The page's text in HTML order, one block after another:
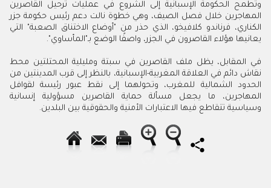
وتطمح الحكومة الإسبانية إلى الشروع في عمليات ترحيل القاصرين
المهاجرين خلال فصل الصيف، وهي خطوة نالت دعم رئيس حكومة جزر
الكناري، فرناندو كلافيخو، الذي حذر من "أوضاع الاختناق الصعبة" التي
يعانيها هؤلاء القاصرون في الجزر، واصفًا الوضع بـ"المأساوي"
.
في المقابل، يظل ملف القاصرين في سبتة ومليلية المحتلتين محط
نقاش دائم في العلاقة المغربية-الإسبانية، بالنظر إلى قرب المدينتين من
الحدود الشمالية للمغرب، وتحولهما إلى نقط عبور رئيسة لقوافل
المهاجرين، ما يجعل مسألة حماية القاصرين مسؤولية إنسانية
وسياسية تتقاطع فيها الاعتبارات الأمنية والحقوقية بين البلدين.